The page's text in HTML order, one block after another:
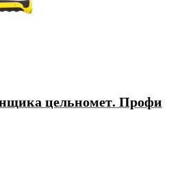
цельномет. Профи